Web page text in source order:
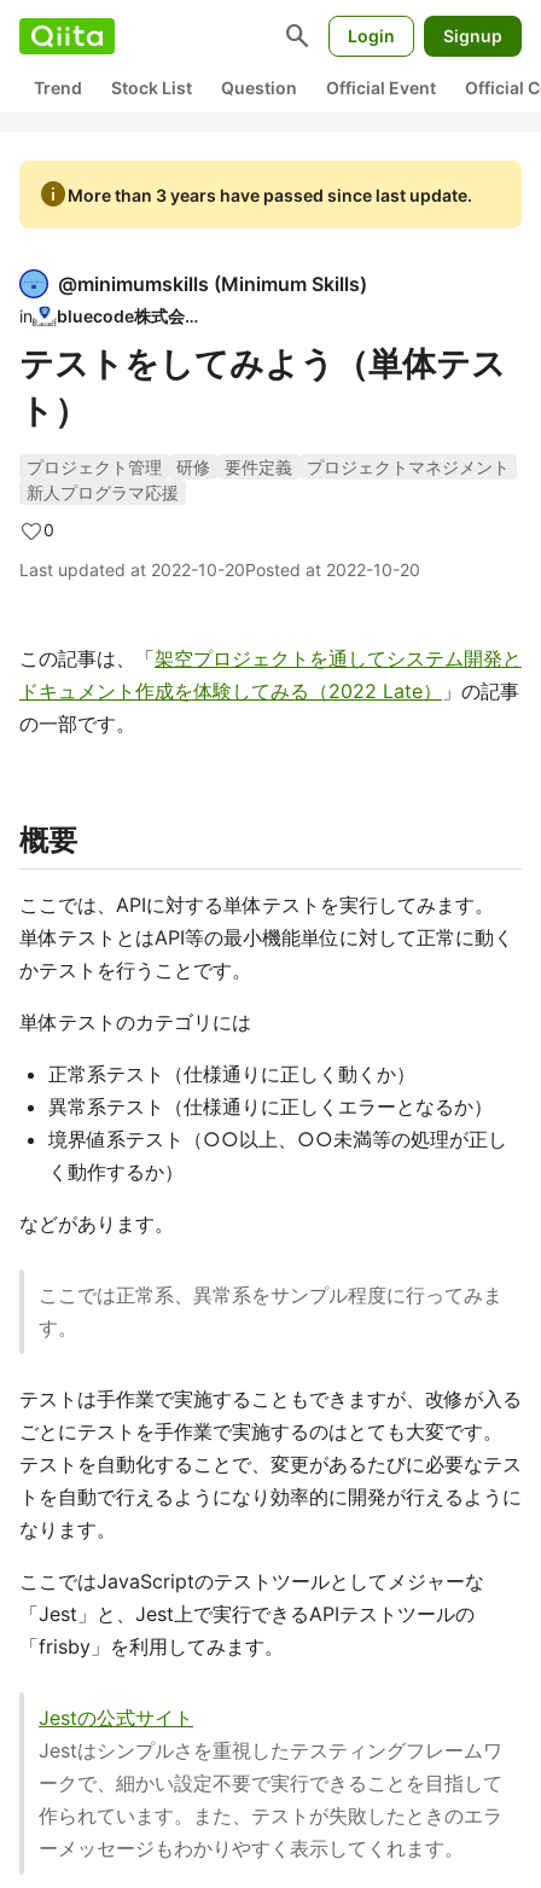
search Login Signup
Trend Stock List Question Official Event Official
infoMore than 3 years have passed since last update.
@minimumskills (Minimum Skills)
in bluecode株式会社
テストをしてみよう（単体テス
ト）
プロジェクト管理 研修 要件定義
プロジェクトマネジメント
新人プログラマ応援
0
Last updated at 2022-10-20Posted at 2022-10-20
この記事は、「架空プロジェクトを通してシステム開発と
ドキュメント作成を体験してみる（2022 Late）
」の記事
の一部です。
概要
ここでは、APIに対する単体テストを実行してみます。
単体テストとはAPI等の最小機能単位に対して正常に動く
かテストを行うことです。
単体テストのカテゴリには
正常系テスト（仕様通りに正しく動くか）
異常系テスト（仕様通りに正しくエラーとなるか）
境界値系テスト（○○以上、○○未満等の処理が正し
く動作するか）
などがあります。
ここでは正常系、異常系をサンプル程度に行ってみま
す。
テストは手作業で実施することもできますが、改修が入る
ごとにテストを手作業で実施するのはとても大変です。
テストを自動化することで、変更があるたびに必要なテス
トを自動で行えるようになり効率的に開発が行えるように
なります。
ここではJavaScriptのテストツールとしてメジャーな
「Jest」と、Jest上で実行できるAPIテストツールの
「frisby」を利用してみます。
Jestの公式サイト
Jestはシンプルさを重視したテスティングフレームワ
ークで、細かい設定不要で実行できることを目指して
作られています。また、テストが失敗したときのエラ
ーメッセージもわかりやすく表示してくれます。